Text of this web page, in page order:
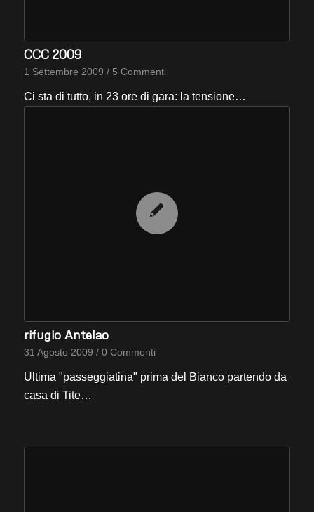
CCC 2009
1 Settembre 2009 / 5 Commenti
Ci sta di tutto, in 23 ore di gara: la tensione…
rifugio Antelao
31 Agosto 2009 / 0 Commenti
Ultima "passeggiatina" prima del Bianco partendo da
casa di Tite…